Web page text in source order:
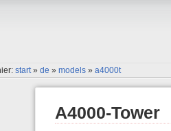
start»de »models »a4000t
A4000-Tower